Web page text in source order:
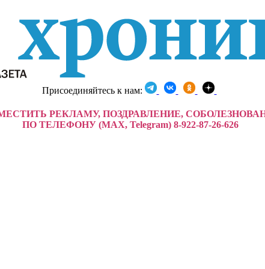
Присоединяйтесь к нам:
РЕКЛАМУ, ПОЗДРАВЛЕНИЕ,
ПО ТЕЛЕФОНУ (MAX, Telegram) 8-922-87-26-626